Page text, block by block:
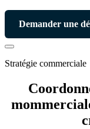
Demander une
Stratégie commerciale